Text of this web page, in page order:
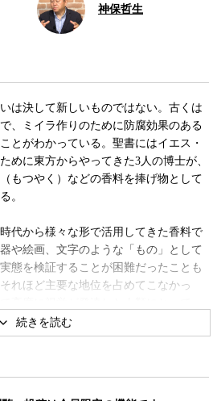
から
神保哲生
は決して新しいものではない。古くは
、ミイラ作りのために防腐効果のある
とがわかっている。聖書にはイエス・
めに東方からやってきた3人の博士が、
もつやく）などの香料を捧げ物として
。
代から様々な形で活用してきた香料で
や絵画、文字のような「もの」として
態を検証することが困難だったことも
れほど主要な地位を占めてこなかっ
決定的な重要性を持っていなかったこ
視覚や聴覚などと比べて嗅覚に関する科
てきた。
嗅覚の仕組みや匂いが脳に伝わるメカ